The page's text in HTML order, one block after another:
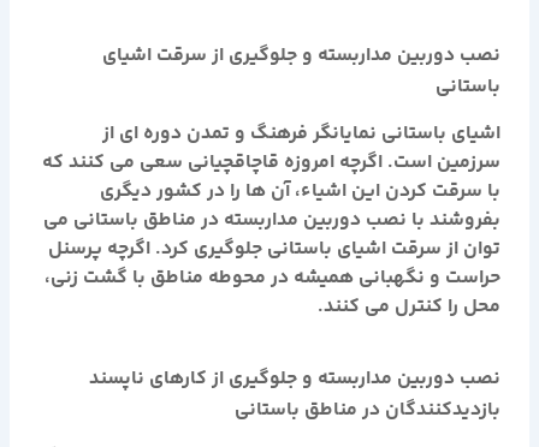
نصب دوربین مداربسته و جلوگیری از سرقت اشیای
باستانی
اشیای باستانی نمایانگر فرهنگ و تمدن دوره ای از
سرزمین است. اگرچه امروزه قاچاقچیانی سعی می کنند که
با سرقت کردن این اشیاء، آن ها را در کشور دیگری
بفروشند با نصب دوربین مداربسته در مناطق باستانی می
توان از سرقت اشیای باستانی جلوگیری کرد. اگرچه پرسنل
حراست و نگهبانی همیشه در محوطه مناطق با گشت زنی،
محل را کنترل می کنند.
نصب دوربین مداربسته و جلوگیری از کارهای ناپسند
بازدیدکنندگان در مناطق باستانی